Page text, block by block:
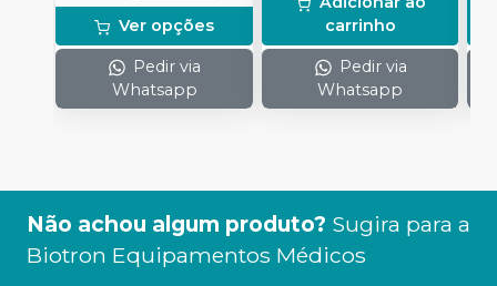
Ver opções
Pedir via
Whatsapp
carrinho
Pedir via
Whatsapp
Não achou algum produto? Sugira para a
Biotron Equipamentos Médicos